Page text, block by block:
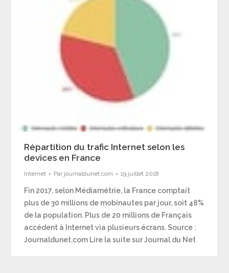
Répartition du trafic Internet selon les
devices en France
Internet Par journaldunet.com 19 juillet 2018
Fin 2017, selon Médiamétrie, la France comptait
plus de 30 millions de mobinautes par jour, soit 48%
de la population. Plus de 20 millions de Français
accèdent à Internet via plusieurs écrans. Source :
Journaldunet.com Lire la suite sur Journal du Net